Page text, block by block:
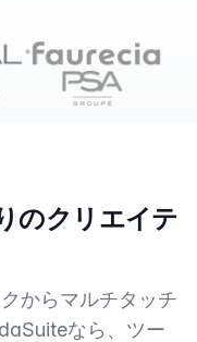
のクリエイテ
からマルチタッチ
なら、ツー